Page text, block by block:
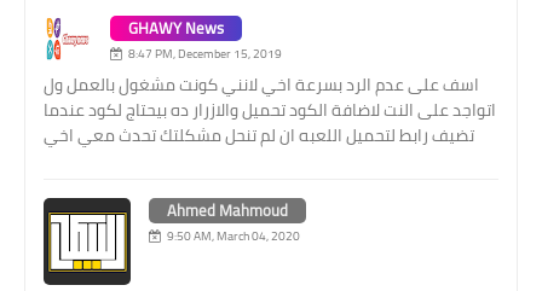
GHAWY News
8:47 PM, December 15, 2019
اسف على عدم الرد بسرعة اخي لانني كونت مشغول بالعمل ول
اتواجد على النت لاضافة الكود تحميل والازرار ده بيحتاج لكود عندما
تضيف رابط لتحميل اللعبه ان لم تنحل مشكلتك تحدث معي اخي
Ahmed Mahmoud
9:50 AM, March 04, 2020